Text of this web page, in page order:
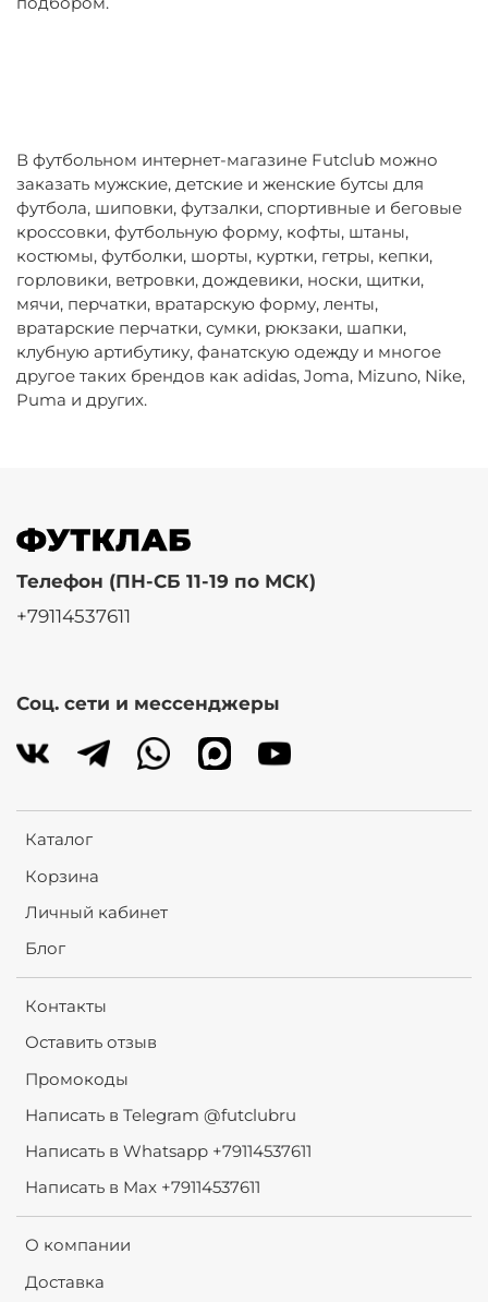
В футбольном интернет-магазине Futclub можно
заказать мужские, детские и женские бутсы для
футбола, шиповки, футзалки, спортивные и беговые
кроссовки, футбольную форму, кофты, штаны,
костюмы, футболки, шорты, куртки, гетры, кепки,
горловики, ветровки, дождевики, носки, щитки,
мячи, перчатки, вратарскую форму, ленты,
вратарские перчатки, сумки, рюкзаки, шапки,
клубную артибутику, фанатскую одежду и многое
другое таких брендов как adidas, Joma, Mizuno, Nike,
Puma и других.
Каталог
Корзина
Личный кабинет
Блог
Контакты
Оставить отзыв
Промокоды
Написать в Telegram @futclubru
Написать в Whatsapp +79114537611
Написать в Max +79114537611
О компании
Доставка
Телефон (ПН-СБ 11-19 по МСК)
+79114537611
Соц. сети и мессенджеры